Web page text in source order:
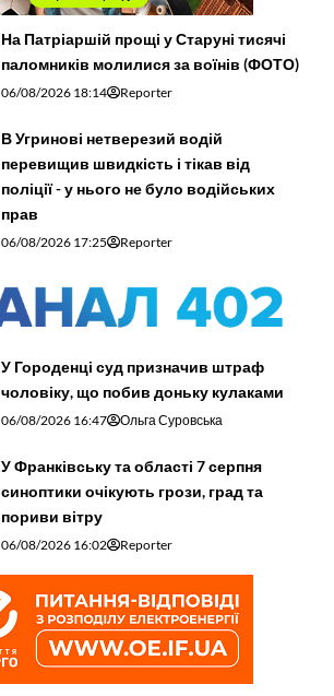
На Патріаршій прощі у Старуні тисячі
паломників молилися за воїнів (ФОТО)
06/08/2026 18:14 Reporter
В Угринові нетверезий водій
перевищив швидкість і тікав від
поліції - у нього не було водійських
прав
06/08/2026 17:25 Reporter
У Городенці суд призначив штраф
чоловіку, що побив доньку кулаками
06/08/2026 16:47 Ольга Суровська
У Франківську та області 7 серпня
синоптики очікують грози, град та
пориви вітру
06/08/2026 16:02 Reporter